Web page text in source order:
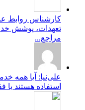
کارشناس روابط
تعهدات، پوشش
مراجع...
علی‌نیا: آیا همه
استفاده هستند